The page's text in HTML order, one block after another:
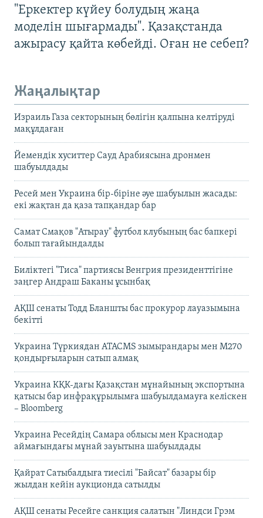
"Еркектер күйеу болудың жаңа
моделін шығармады". Қазақстанда
ажырасу қайта көбейді. Оған не себеп?
Жаңалықтар
Израиль Газа секторының бөлігін қалпына келтіруді
мақұлдаған
Йемендік хуситтер Сауд Арабиясына дронмен
шабуылдады
Ресей мен Украина бір-біріне әуе шабуылын жасады:
екі жақтан да қаза тапқандар бар
Самат Смақов "Атырау" футбол клубының бас бапкері
болып тағайындалды
Биліктегі "Тиса" партиясы Венгрия президенттігіне
заңгер Андраш Баканы ұсынбақ
АҚШ сенаты Тодд Бланшты бас прокурор лауазымына
бекітті
Украина Түркиядан ATACMS зымырандары мен M270
қондырғыларын сатып алмақ
Украина КҚК-дағы Қазақстан мұнайының экспортына
қатысы бар инфрақұрылымға шабуылдамауға келіскен
– Bloomberg
Украина Ресейдің Самара облысы мен Краснодар
аймағындағы мұнай зауытына шабуылдады
Қайрат Сатыбалдыға тиесілі "Байсат" базары бір
жылдан кейін аукционда сатылды
АҚШ сенаты Ресейге санкция салатын "Линдси Грэм